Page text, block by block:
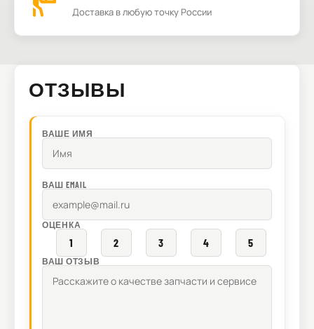
Доставка в любую точку России
ОТЗЫВЫ
ВАШЕ ИМЯ
ВАШ EMAIL
ОЦЕНКА
1 2 3 4 5
ВАШ ОТЗЫВ